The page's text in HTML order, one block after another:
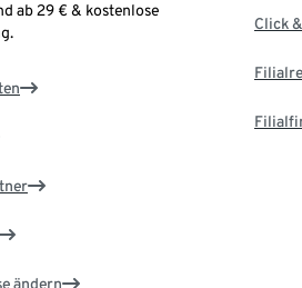
ab 29 € & kostenlose
ändern
Click